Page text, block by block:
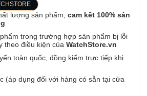
lượng sản phẩm, cam kết 100% sản
trong trường hợp sản phẩm bị lỗi
theo điều kiện của WatchStore.vn
toàn quốc, đồng kiểm trực tiếp khi
(áp dụng đối với hàng có sẵn tại cửa